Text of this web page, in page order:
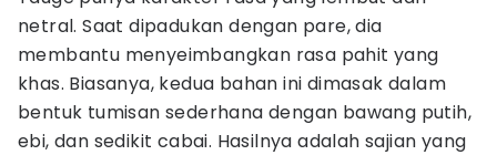
netral. Saat dipadukan dengan pare, dia
membantu menyeimbangkan rasa pahit yang
khas. Biasanya, kedua bahan ini dimasak dalam
bentuk tumisan sederhana dengan bawang putih,
ebi, dan sedikit cabai. Hasilnya adalah sajian yang